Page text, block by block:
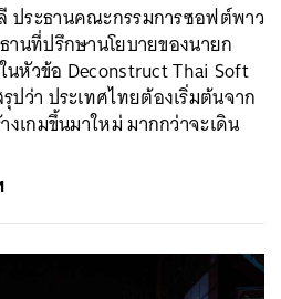
ระธานคณะกรรมการซอฟต์พาว
านที่ปรึกษานโยบายของนายก
หัวข้อ Deconstruct Thai Soft
ปว่า ประเทศไทยต้องเริ่มต้นจาก
งเกมขึ้นมาใหม่ มากกว่าจะเดิน